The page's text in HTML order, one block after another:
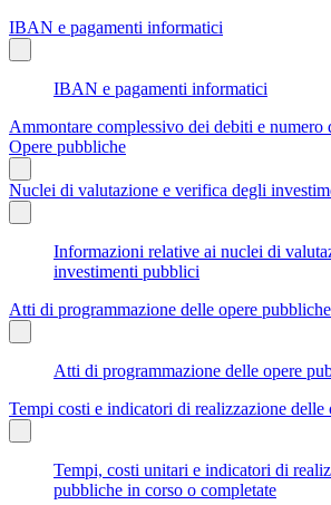
IBAN e pagamenti informatici
IBAN e pagamenti informatici
Ammontare complessivo dei debiti e numero
Opere pubbliche
Nuclei di valutazione e verifica degli
Informazioni relative ai nuclei di
investimenti pubblici
Atti di programmazione delle opere pubbliche
Atti di programmazione delle opere
Tempi costi e indicatori di realizzazione delle
Tempi, costi unitari e indicatori di
pubbliche in corso o completate